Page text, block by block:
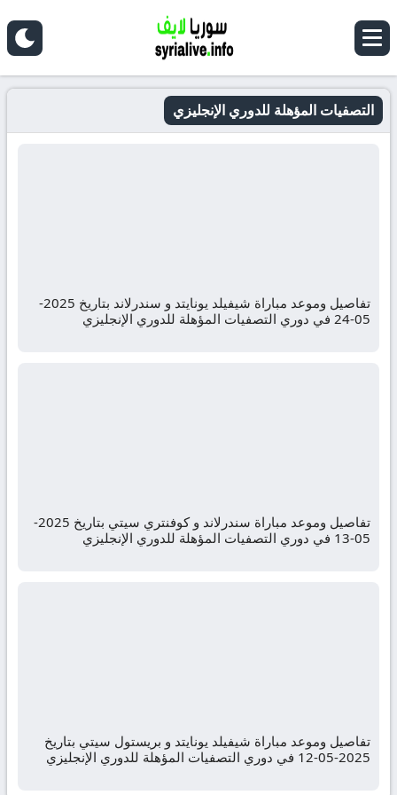
التصفيات المؤهلة للدوري الإنجليزي
تفاصيل وموعد مباراة شيفيلد يونايتد و سندرلاند بتاريخ 2025-
05-24 في دوري التصفيات المؤهلة للدوري الإنجليزي
تفاصيل وموعد مباراة سندرلاند و كوفنتري سيتي بتاريخ 2025-
05-13 في دوري التصفيات المؤهلة للدوري الإنجليزي
تفاصيل وموعد مباراة شيفيلد يونايتد و بريستول سيتي بتاريخ
2025-05-12 في دوري التصفيات المؤهلة للدوري الإنجليزي